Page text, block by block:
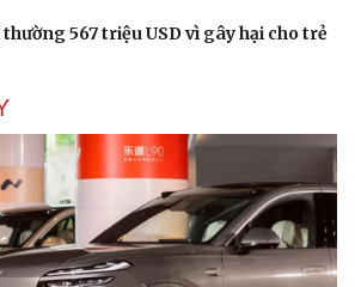
Sao Việt
567 triệu USD vì gây hại cho trẻ